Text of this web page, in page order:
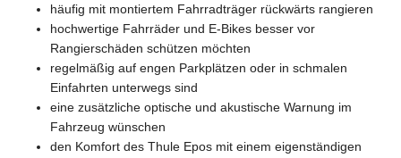
häufig mit montiertem Fahrradträger rückwärts rangieren
hochwertige Fahrräder und E-Bikes besser vor
Rangierschäden schützen möchten
regelmäßig auf engen Parkplätzen oder in schmalen
Einfahrten unterwegs sind
eine zusätzliche optische und akustische Warnung im
Fahrzeug wünschen
den Komfort des Thule Epos mit einem eigenständigen